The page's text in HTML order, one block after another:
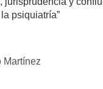
psiquiatría”
Martínez